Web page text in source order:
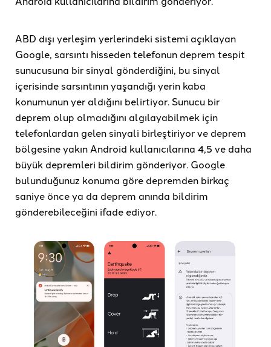
ABD dışı yerleşim yerlerindeki sistemi açıklayan
Google, sarsıntı hisseden telefonun deprem tespit
sunucusuna bir sinyal gönderdiğini, bu sinyal
içerisinde sarsıntının yaşandığı yerin kaba
konumunun yer aldığını belirtiyor. Sunucu bir
deprem olup olmadığını algılayabilmek için
telefonlardan gelen sinyali birleştiriyor ve deprem
bölgesine yakın Android kullanıcılarına 4,5 ve daha
büyük depremleri bildirim gönderiyor. Google
bulunduğunuz konuma göre depremden birkaç
saniye önce ya da deprem anında bildirim
gönderebileceğini ifade ediyor.